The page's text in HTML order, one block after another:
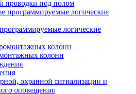
проводки под полом
логические
колонн